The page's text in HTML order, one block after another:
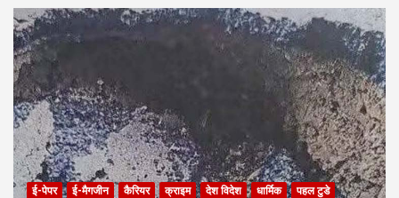
ई-पेपर ई-मैगजीन कैरियर क्राइम देश विदेश धार्मिक
पहल टुडे